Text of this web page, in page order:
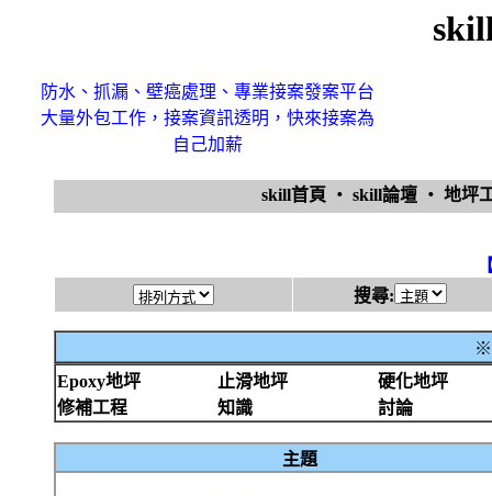
防水、抓漏、壁癌處理、專業接案發案平台
大量外包工作，接案資訊透明，快來接案為
自己加薪
skill首頁 ‧ skill論壇 ‧ 地坪
搜尋:
※
Epoxy地坪
止滑地坪
硬化地坪
修補工程
知識 討論
主題